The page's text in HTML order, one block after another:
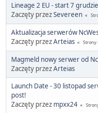
Lineage 2 EU - start 7
Zaczęty przezSevereen
Aktualizacja serwerów
Zaczęty przezArteias Strony
Magmeld nowy serwer od
Zaczęty przezArteias
Launch Date - 30 listopad
post!
Zaczęty przez mpxx24